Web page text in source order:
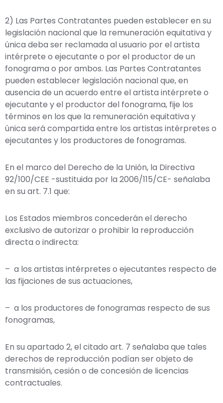
2) Las Partes Contratantes pueden establecer en su
legislación nacional que la remuneración equitativa y
única deba ser reclamada al usuario por el artista
intérprete o ejecutante o por el productor de un
fonograma o por ambos. Las Partes Contratantes
pueden establecer legislación nacional que, en
ausencia de un acuerdo entre el artista intérprete o
ejecutante y el productor del fonograma, fije los
términos en los que la remuneración equitativa y
única será compartida entre los artistas intérpretes o
ejecutantes y los productores de fonogramas.
En el marco del Derecho de la Unión, la Directiva
92/100/CEE -sustituida por la 2006/115/CE- señalaba
en su art. 7.1 que:
Los Estados miembros concederán el derecho
exclusivo de autorizar o prohibir la reproducción
directa o indirecta:
– a los artistas intérpretes o ejecutantes respecto de
las fijaciones de sus actuaciones,
– a los productores de fonogramas respecto de sus
fonogramas,
En su apartado 2, el citado art. 7 señalaba que tales
derechos de reproducción podían ser objeto de
transmisión, cesión o de concesión de licencias
contractuales.